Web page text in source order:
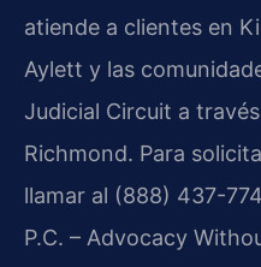
atiende a clientes en
Aylett y las
Judicial Circuit a
Richmond. Para
llamar al (888) 437-
P.C. – Advocacy